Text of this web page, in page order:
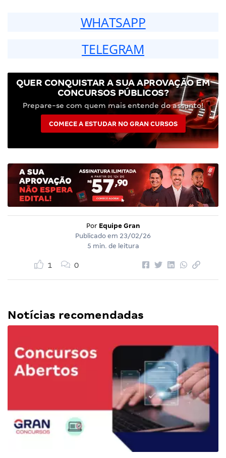
WHATSAPP
TELEGRAM
QUER CONQUISTAR A SUA APROVAÇÃO EM
CONCURSOS PÚBLICOS?
Prepare-se com quem mais entende do assunto!
COMECE A ESTUDAR NO GRAN CURSOS
Por Equipe Gran
Publicado em 23/02/26
5 min. de leitura
1 0
Notícias recomendadas